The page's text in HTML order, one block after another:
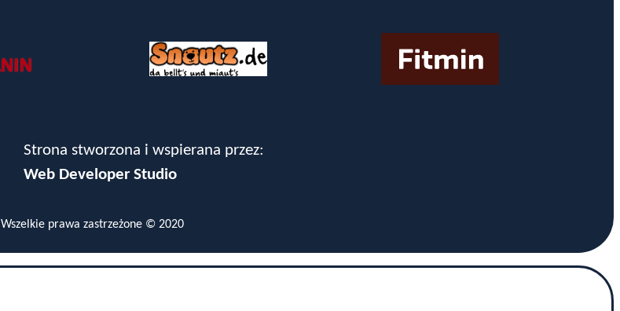
Strona stworzona i wspierana przez:
Web Developer Studio
Wszelkie prawa zastrzeżone © 2020